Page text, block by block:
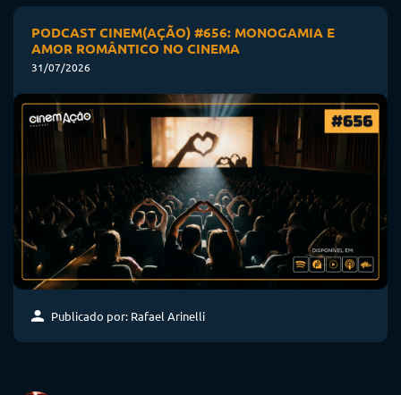
PODCAST CINEM(AÇÃO) #656: MONOGAMIA E
AMOR ROMÂNTICO NO CINEMA
31/07/2026
Publicado por: Rafael Arinelli